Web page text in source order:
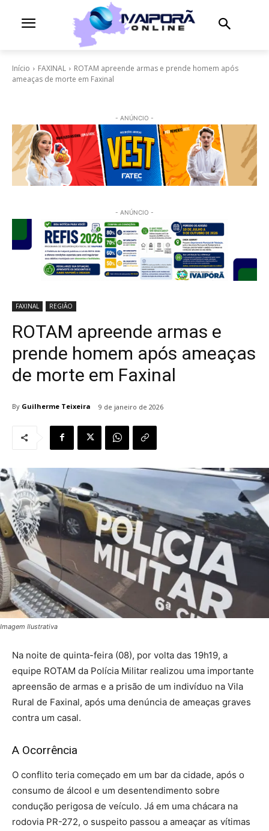
Início FAXINAL
ROTAM apreende armas e prende homem após
ameaças de morte em Faxinal
- ANÚNCIO -
- ANÚNCIO -
FAXINAL REGIÃO
ROTAM apreende armas e
prende homem após ameaças
de morte em Faxinal
By Guilherme Teixeira 9 de janeiro de 2026
Imagem Ilustrativa
Na noite de quinta-feira (08), por volta das 19h19, a
equipe ROTAM da Polícia Militar realizou uma importante
apreensão de armas e a prisão de um indivíduo na Vila
Rural de Faxinal, após uma denúncia de ameaças graves
contra um casal.
A Ocorrência
O conflito teria começado em um bar da cidade, após o
consumo de álcool e um desentendimento sobre
condução perigosa de veículo. Já em uma chácara na
rodovia PR-272, o suspeito passou a ameaçar as vítimas